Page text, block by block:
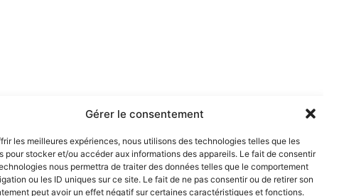
Gérer le consentement
les meilleures expériences, nous utilisons des technologies telles que les
pour stocker et/ou accéder aux informations des appareils. Le fait de consentir
nous permettra de traiter des données telles que le comportement
ou les ID uniques sur ce site. Le fait de ne pas consentir ou de retirer son
peut avoir un effet négatif sur certaines caractéristiques et fonctions.